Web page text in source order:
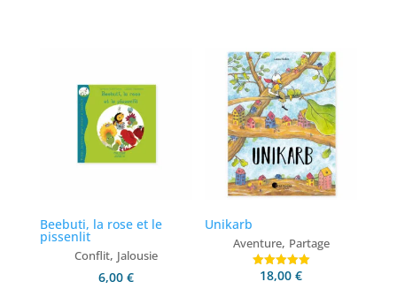
Beebuti, la rose et le
pissenlit
Conflit, Jalousie
6,00 €
Unikarb
Aventure, Partage
Note
18,00€